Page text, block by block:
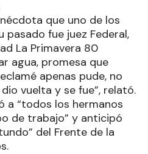
que uno de los
pasado fue juez Federal,
La Primavera 80
agua, promesa que
apenas pude, no
vuelta y se fue”, relató.
a “todos los hermanos
de trabajo” y anticipó
del Frente de la